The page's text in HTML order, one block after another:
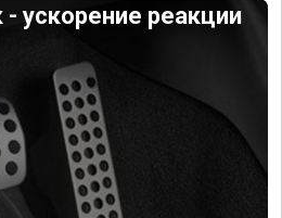
ускорение реакции